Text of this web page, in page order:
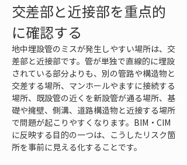
交差部と近接部を重点的
に確認する
地中埋設管のミスが発生しやすい場所は、交
差部と近接部です。管が単独で直線的に埋設
されている部分よりも、別の管路や構造物と
交差する場所、マンホールやますに接続する
場所、既設管の近くを新設管が通る場所、基
礎や擁壁、側溝、道路構造物と近接する場所
で問題が起こりやすくなります。BIM・CIM
に反映する目的の一つは、こうしたリスク箇
所を事前に見える化することです。